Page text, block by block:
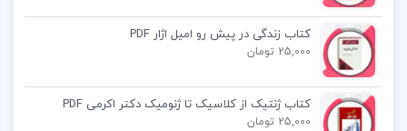
احمدی آملی pdf
دانلود کتاب مباحثی در نظریه حلقه ها و مدول خدیجه
احمدی آملی pdf
کتاب زندگی در پیش رو امیل اژار PDF
25,000 تومان
کتاب ژنتیک از کلاسیک تا ژنومیک دکتر اکرمی PDF
25,000 تومان